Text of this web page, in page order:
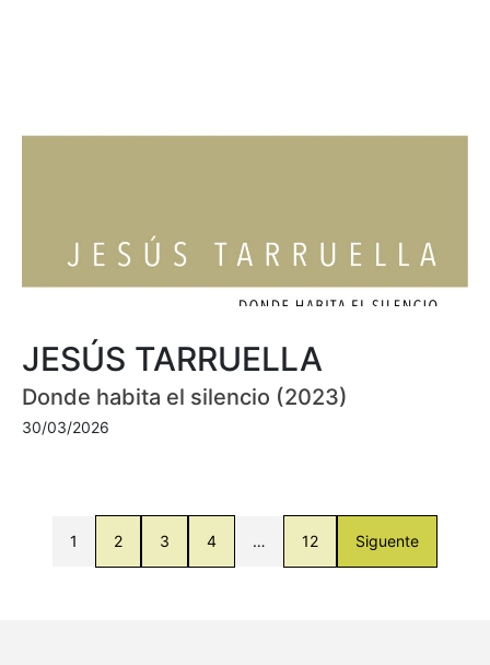
JESÚS TARRUELLA
Donde habita el silencio (2023)
30/03/2026
1 2 3 4 … 12 Siguente